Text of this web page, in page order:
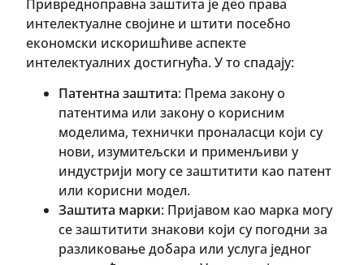
Привредноправна заштита је део права
интелектуалне својине и штити посебно
економски искоришћиве аспекте
интелектуалних достигнућа. У то спадају:
Патентна заштита: Према закону о
патентима или закону о корисним
моделима, технички проналасци који су
нови, изумитељски и применљиви у
индустрији могу се заштитити као патент
или корисни модел.
Заштита марки: Пријавом као марка могу
се заштитити знакови који су погодни за
разликовање добара или услуга једног